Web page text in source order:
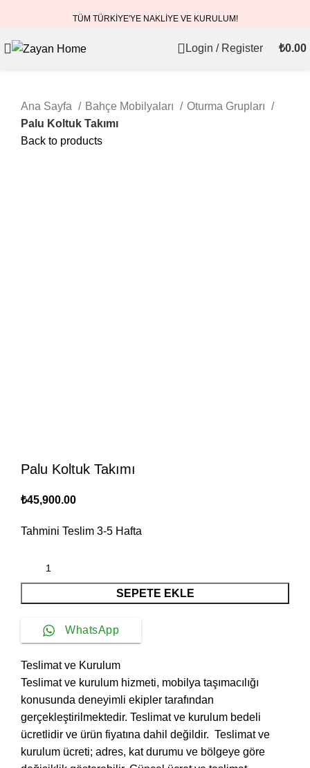
TÜM TÜRKİYE'YE NAKLİYE VE KURULUM!
Login / Register ₺0.00
Ana Sayfa Bahçe Mobilyaları
Oturma Grupları
Palu Koltuk Takımı
Back to products
Palu Koltuk Takımı
₺45,900.00
Tahmini Teslim 3-5 Hafta
SEPETE EKLE
WhatsApp
Teslimat ve Kurulum
Teslimat ve kurulum hizmeti, mobilya taşımacılığı
konusunda deneyimli ekipler tarafından
gerçekleştirilmektedir. Teslimat ve kurulum bedeli
ücretlidir ve ürün fiyatına dahil değildir. ‎ Teslimat ve
kurulum ücreti; adres, kat durumu ve bölgeye göre